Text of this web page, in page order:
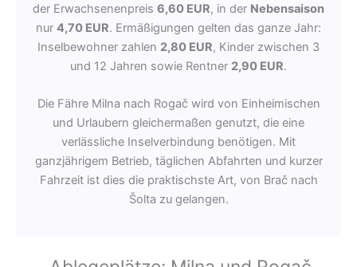
der Erwachsenenpreis 6,60 EUR, in der Nebensaison
nur 4,70 EUR. Ermäßigungen gelten das ganze Jahr:
Inselbewohner zahlen 2,80 EUR, Kinder zwischen 3
und 12 Jahren sowie Rentner 2,90 EUR.
Die Fähre Milna nach Rogač wird von Einheimischen
und Urlaubern gleichermaßen genutzt, die eine
verlässliche Inselverbindung benötigen. Mit
ganzjährigem Betrieb, täglichen Abfahrten und kurzer
Fahrzeit ist dies die praktischste Art, von Brač nach
Šolta zu gelangen.